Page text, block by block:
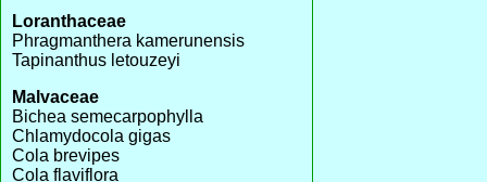
Loranthaceae
Phragmanthera kamerunensis
Tapinanthus letouzeyi
Malvaceae
Bichea semecarpophylla
Chlamydocola gigas
Cola brevipes
Cola flaviflora